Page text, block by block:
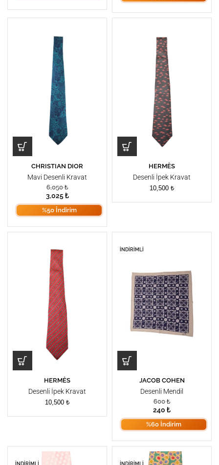
CHRISTIAN DIOR
Mavi Desenli Kravat
6,050₺
3,025₺
%50 İndirim
HERMÈS
Desenli İpek Kravat
10,500 ₺
HERMÈS
Desenli İpek Kravat
10,500 ₺
İNDIRIMLI
JACOB COHEN
Desenli Mendil
600₺
240 ₺
%60 İndirim
İNDIRIMLI İNDIRIMLI